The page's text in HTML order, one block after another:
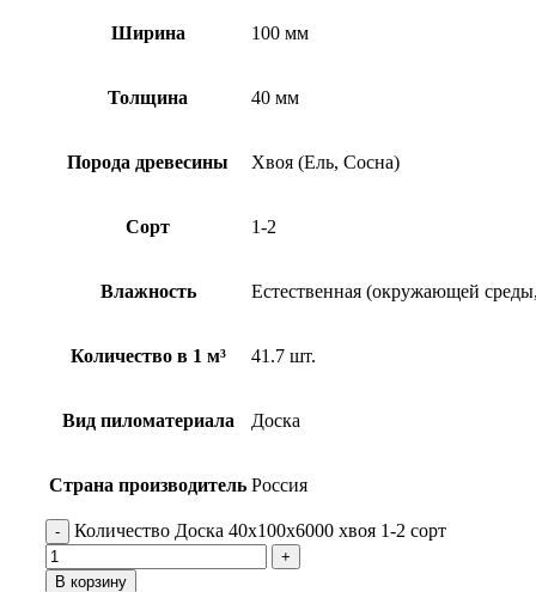
Ширина 100 мм
Толщина 40 мм
Порода древесины Хвоя (Ель, Сосна)
Сорт 1-2
Влажность Естественная (окружающей
Количество в 1 м³ 41.7 шт.
Вид пиломатериала Доска
Страна производитель Россия
Количество Доска 40х100х6000 хвоя 1-2 сорт
В корзину